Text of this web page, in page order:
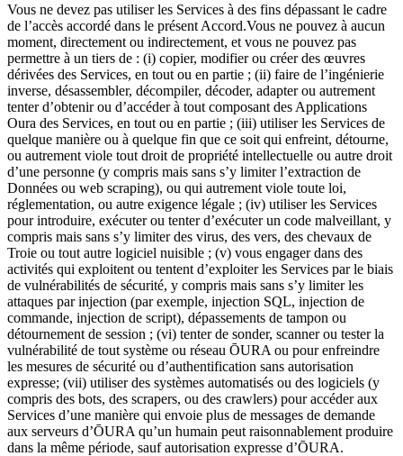
Vous ne devez pas utiliser les Services à des fins dépassant le cadre
de l’accès accordé dans le présent Accord.Vous ne pouvez à aucun
moment, directement ou indirectement, et vous ne pouvez pas
permettre à un tiers de : (i) copier, modifier ou créer des œuvres
dérivées des Services, en tout ou en partie ; (ii) faire de l’ingénierie
inverse, désassembler, décompiler, décoder, adapter ou autrement
tenter d’obtenir ou d’accéder à tout composant des Applications
Oura des Services, en tout ou en partie ; (iii) utiliser les Services de
quelque manière ou à quelque fin que ce soit qui enfreint, détourne,
ou autrement viole tout droit de propriété intellectuelle ou autre droit
d’une personne (y compris mais sans s’y limiter l’extraction de
Données ou web scraping), ou qui autrement viole toute loi,
réglementation, ou autre exigence légale ; (iv) utiliser les Services
pour introduire, exécuter ou tenter d’exécuter un code malveillant, y
compris mais sans s’y limiter des virus, des vers, des chevaux de
Troie ou tout autre logiciel nuisible ; (v) vous engager dans des
activités qui exploitent ou tentent d’exploiter les Services par le biais
de vulnérabilités de sécurité, y compris mais sans s’y limiter les
attaques par injection (par exemple, injection SQL, injection de
commande, injection de script), dépassements de tampon ou
détournement de session ; (vi) tenter de sonder, scanner ou tester la
vulnérabilité de tout système ou réseau ŌURA ou pour enfreindre
les mesures de sécurité ou d’authentification sans autorisation
expresse; (vii) utiliser des systèmes automatisés ou des logiciels (y
compris des bots, des scrapers, ou des crawlers) pour accéder aux
Services d’une manière qui envoie plus de messages de demande
aux serveurs d’ŌURA qu’un humain peut raisonnablement produire
dans la même période, sauf autorisation expresse d’ŌURA.